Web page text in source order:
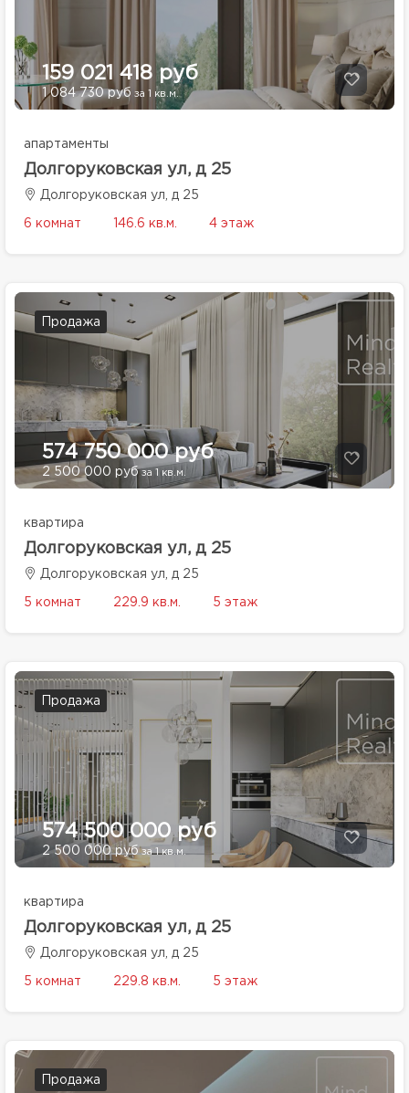
159 021 418 руб
1 084 730 руб за 1 кв.м.
апартаменты
Долгоруковская ул, д 25
Долгоруковская ул, д 25
6 комнат 146.6 кв.м. 4 этаж
Продажа
574 750 000 руб
2 500 000 руб за 1 кв.м.
квартира
Долгоруковская ул, д 25
Долгоруковская ул, д 25
5 комнат 229.9 кв.м. 5 этаж
Продажа
574 500 000 руб
2 500 000 рубза 1 кв.м.
квартира
Долгоруковская ул, д 25
Долгоруковская ул, д 25
5 комнат 229.8 кв.м. 5 этаж
Продажа